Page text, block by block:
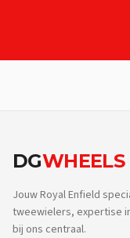
DGWHEELS
Jouw Royal Enfield
tweewielers, expertise
bij ons centraal.